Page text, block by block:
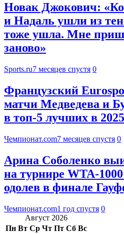
Новак Джокович:
и Надаль ушли из
тоже ушла. Мне
заново»
Sports.ru7 месяцев спустя 0
Французский
матчи Медведева и
в топ-5 лучших в
Чемпионат.com7 месяцев спустя 0
Арина Соболенко
на турнире WTA-
одолев в финале
Чемпионат.com1 год спустя 0
Август 2026
Пн Вт Ср Чт Пт Сб Вс